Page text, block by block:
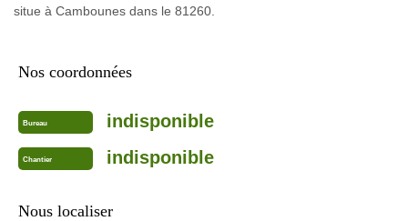
situe à Cambounes dans le 81260.
Nos coordonnées
Bureau indisponible
Chantier indisponible
Nous localiser